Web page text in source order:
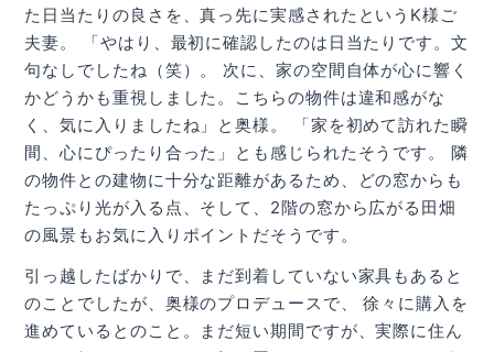
た日当たりの良さを、真っ先に実感されたというK様ご
夫妻。 「やはり、最初に確認したのは日当たりです。文
句なしでしたね（笑）。 次に、家の空間自体が心に響く
かどうかも重視しました。こちらの物件は違和感がな
く、気に入りましたね」と奥様。 「家を初めて訪れた瞬
間、心にぴったり合った」とも感じられたそうです。 隣
の物件との建物に十分な距離があるため、どの窓からも
たっぷり光が入る点、そして、2階の窓から広がる田畑
の風景もお気に入りポイントだそうです。
引っ越したばかりで、まだ到着していない家具もあると
のことでしたが、奥様のプロデュースで、 徐々に購入を
進めているとのこと。まだ短い期間ですが、実際に住ん